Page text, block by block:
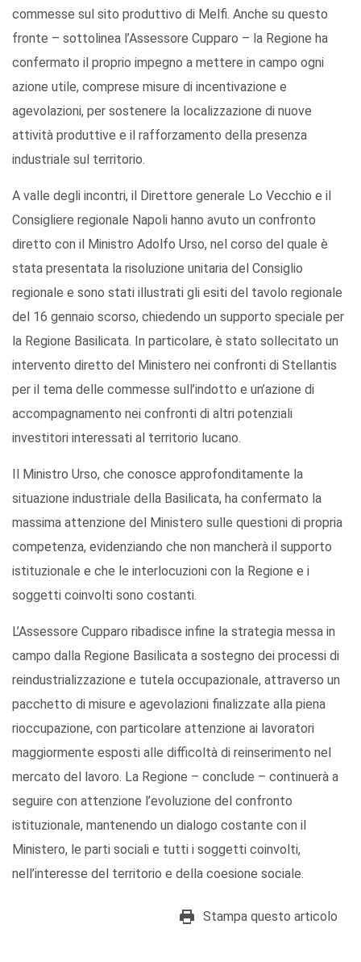
commesse sul sito produttivo di Melfi. Anche su questo
fronte – sottolinea l’Assessore Cupparo – la Regione ha
confermato il proprio impegno a mettere in campo ogni
azione utile, comprese misure di incentivazione e
agevolazioni, per sostenere la localizzazione di nuove
attività produttive e il rafforzamento della presenza
industriale sul territorio.
A valle degli incontri, il Direttore generale Lo Vecchio e il
Consigliere regionale Napoli hanno avuto un confronto
diretto con il Ministro Adolfo Urso, nel corso del quale è
stata presentata la risoluzione unitaria del Consiglio
regionale e sono stati illustrati gli esiti del tavolo regionale
del 16 gennaio scorso, chiedendo un supporto speciale per
la Regione Basilicata. In particolare, è stato sollecitato un
intervento diretto del Ministero nei confronti di Stellantis
per il tema delle commesse sull’indotto e un’azione di
accompagnamento nei confronti di altri potenziali
investitori interessati al territorio lucano.
Il Ministro Urso, che conosce approfonditamente la
situazione industriale della Basilicata, ha confermato la
massima attenzione del Ministero sulle questioni di propria
competenza, evidenziando che non mancherà il supporto
istituzionale e che le interlocuzioni con la Regione e i
soggetti coinvolti sono costanti.
L’Assessore Cupparo ribadisce infine la strategia messa in
campo dalla Regione Basilicata a sostegno dei processi di
reindustrializzazione e tutela occupazionale, attraverso un
pacchetto di misure e agevolazioni finalizzate alla piena
rioccupazione, con particolare attenzione ai lavoratori
maggiormente esposti alle difficoltà di reinserimento nel
mercato del lavoro. La Regione – conclude – continuerà a
seguire con attenzione l’evoluzione del confronto
istituzionale, mantenendo un dialogo costante con il
Ministero, le parti sociali e tutti i soggetti coinvolti,
nell’interesse del territorio e della coesione sociale.
Stampa questo articolo